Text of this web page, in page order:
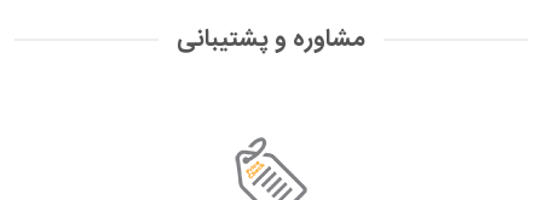
مشاوره و پشتیبانی